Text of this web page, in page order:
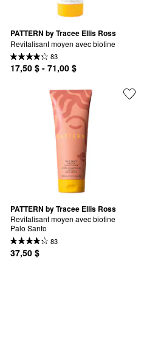
PATTERN by Tracee Ellis Ross
Revitalisant moyen avec biotine
83
17,50 $ - 71,00 $
PATTERN by Tracee Ellis Ross
Revitalisant moyen avec biotine
Palo Santo
83
37,50 $